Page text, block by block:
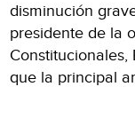
disminución
presidente de la
que la principal